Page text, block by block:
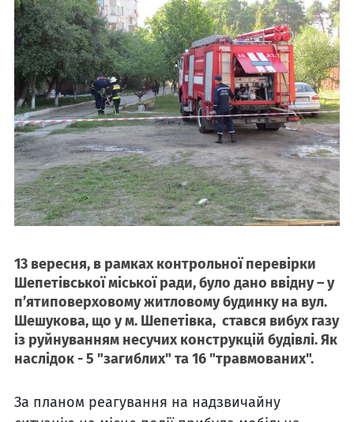
13 вересня, в рамках контрольної перевірки
Шепетівської міської ради, було дано ввідну – у
п’ятиповерховому житловому будинку на вул.
Шешукова, що у м. Шепетівка, стався вибух газу
із руйнуванням несучих конструкцій будівлі. Як
наслідок - 5 "загиблих" та 16 "травмованих".
За планом реагування на надзвичайну